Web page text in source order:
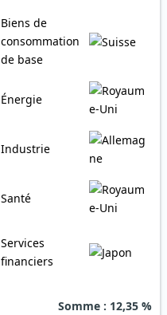
Biens de
consommation
de base
Énergie
Industrie
Santé
Services
financiers
Somme : 12,35 %